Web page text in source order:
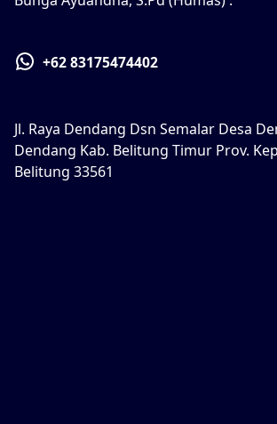
+62 83175474402
Jl. Raya Dendang Dsn Semalar Desa
Dendang Kab. Belitung Timur Prov.
Belitung 33561